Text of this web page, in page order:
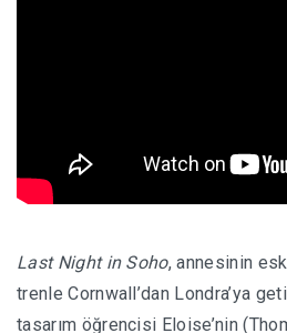
Last Night in Soho, annesinin
trenle Cornwall’dan Londra’ya
tasarım öğrencisi Eloise’nin